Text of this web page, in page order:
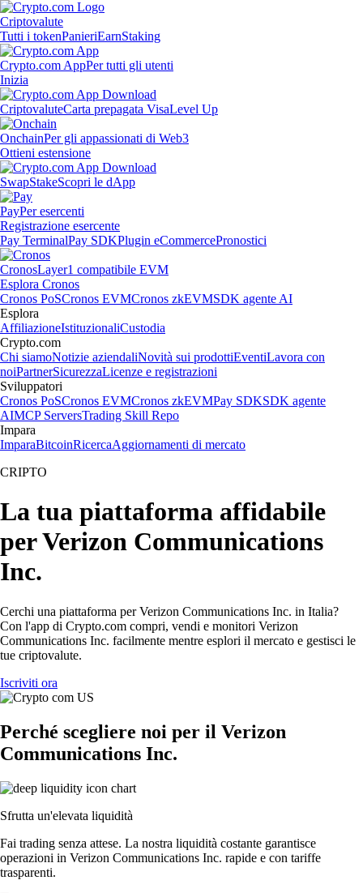
Criptovalute
Tutti i tokenPanieriEarnStaking
Crypto.com AppPer tutti gli utenti
Inizia
CriptovaluteCarta prepagata VisaLevel Up
OnchainPer gli appassionati di Web3
Ottieni estensione
SwapStakeScopri le dApp
PayPer esercenti
Registrazione esercente
Pay TerminalPay SDKPlugin eCommercePronostici
CronosLayer1 compatibile EVM
Esplora Cronos
Cronos PoSCronos EVMCronos zkEVMSDK agente AI
Esplora
AffiliazioneIstituzionaliCustodia
Crypto.com
Chi siamoNotizie aziendaliNovità sui prodottiEventiLavora con
noiPartnerSicurezzaLicenze e registrazioni
Sviluppatori
Cronos PoSCronos EVMCronos zkEVMPay SDKSDK agente
AIMCP ServersTrading Skill Repo
Impara
ImparaBitcoinRicercaAggiornamenti di mercato
CRIPTO
La tua piattaforma affidabile
per Verizon Communications
Inc.
Cerchi una piattaforma per Verizon Communications Inc. in Italia?
Con l'app di Crypto.com compri, vendi e monitori Verizon
Communications Inc. facilmente mentre esplori il mercato e gestisci le
tue criptovalute.
Iscriviti ora
Perché scegliere noi per il Verizon
Communications Inc.
Sfrutta un'elevata liquidità
Fai trading senza attese. La nostra liquidità costante garantisce
operazioni in Verizon Communications Inc. rapide e con tariffe
trasparenti.